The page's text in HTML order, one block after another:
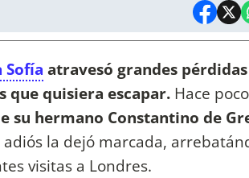
Sofía atravesó grandes
que quisiera escapar. Hace
su hermano Constantino de
la dejó marcada,
visitas a Londres.